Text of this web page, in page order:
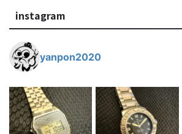
instagram
yanpon2020